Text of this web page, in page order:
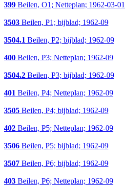
399 Beilen, O1; Netteplan; 1962-03-01
3503 Beilen, P1; bijblad; 1962-09
3504.1 Beilen, P2; bijblad; 1962-09
400 Beilen, P3; Netteplan; 1962-09
3504.2 Beilen, P3; bijblad; 1962-09
401 Beilen, P4; Netteplan; 1962-09
3505 Beilen, P4; bijblad; 1962-09
402 Beilen, P5; Netteplan; 1962-09
3506 Beilen, P5; bijblad; 1962-09
3507 Beilen, P6; bijblad; 1962-09
403 Beilen, P6; Netteplan; 1962-09